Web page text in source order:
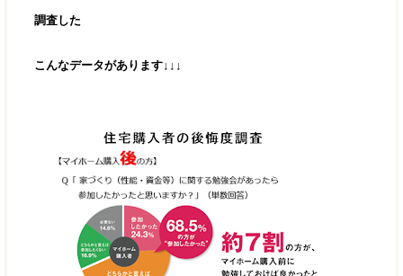
調査した
こんなデータがあります↓↓↓